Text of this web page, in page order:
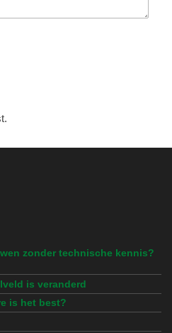
zonder technische kennis?
is veranderd
is het best?